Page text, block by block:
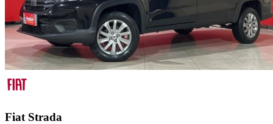
Fiat Strada